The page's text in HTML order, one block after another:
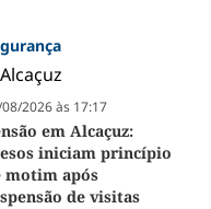
2026 às 17:17
em Alcaçuz:
iniciam princípio
motim após
de visitas